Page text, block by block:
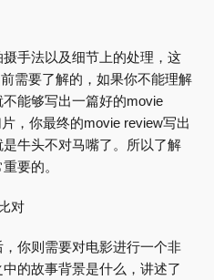
手法以及细节上的处理，这
需要了解的，如果你不能理解
能够写出一篇好的movie
，你最终的movie review写出
牛头不对马嘴了。所以了解
要的。
对
你则需要对电影进行一个非
的故事背景是什么，讲述了